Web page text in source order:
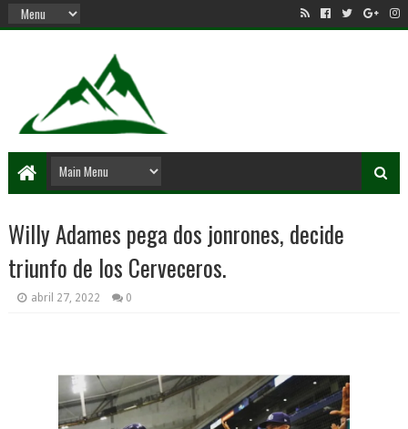
Willy Adames pega dos jonrones, decide
triunfo de los Cerveceros.
abril 27, 2022 0